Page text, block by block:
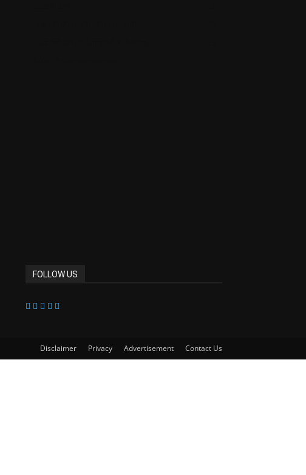
FOLLOW US
Disclaimer Privacy Advertisement Contact Us